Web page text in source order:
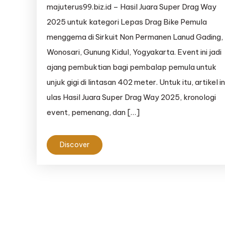
majuterus99.biz.id – Hasil Juara Super Drag Way
2025 untuk kategori Lepas Drag Bike Pemula
menggema di Sirkuit Non Permanen Lanud Gading,
Wonosari, Gunung Kidul, Yogyakarta. Event ini jadi
ajang pembuktian bagi pembalap pemula untuk
unjuk gigi di lintasan 402 meter. Untuk itu, artikel
ulas Hasil Juara Super Drag Way 2025, kronologi
event, pemenang, dan […]
Discover